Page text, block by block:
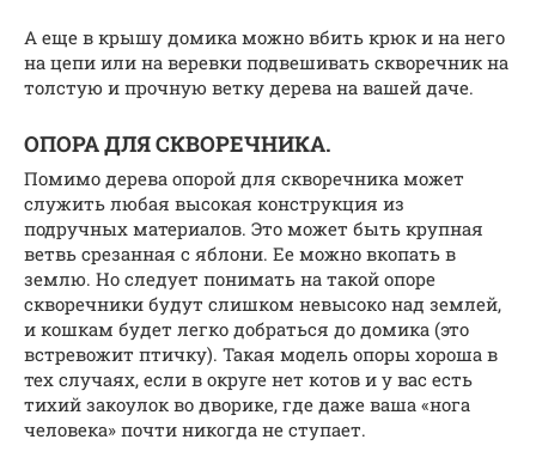
А еще в крышу домика можно вбить крюк и на него
на цепи или на веревки подвешивать скворечник на
толстую и прочную ветку дерева на вашей даче.
ОПОРА ДЛЯ СКВОРЕЧНИКА.
Помимо дерева опорой для скворечника может
служить любая высокая конструкция из
подручных материалов. Это может быть крупная
ветвь срезанная с яблони. Ее можно вкопать в
землю. Но следует понимать на такой опоре
скворечники будут слишком невысоко над землей,
и кошкам будет легко добраться до домика (это
встревожит птичку). Такая модель опоры хороша в
тех случаях, если в округе нет котов и у вас есть
тихий закоулок во дворике, где даже ваша «нога
человека» почти никогда не ступает.